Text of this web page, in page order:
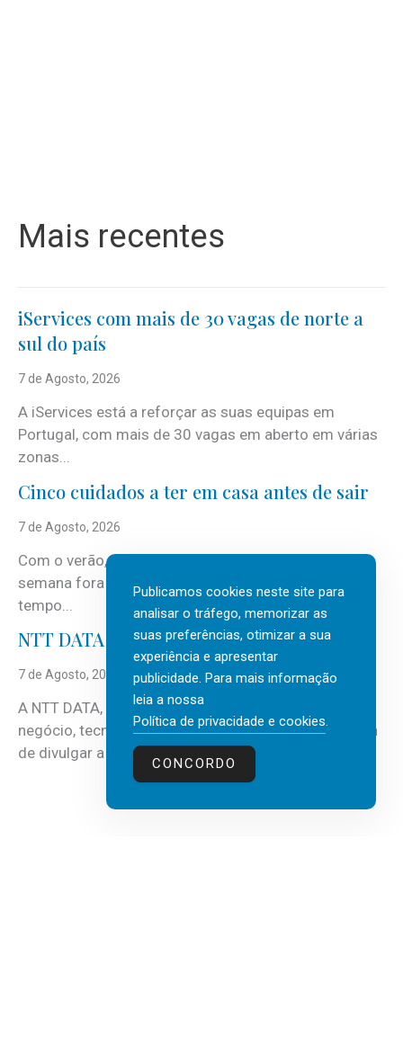
Mais recentes
iServices com mais de 30 vagas de norte a
sul do país
7 de Agosto, 2026
A iServices está a reforçar as suas equipas em
Portugal, com mais de 30 vagas em aberto em várias
zonas...
Cinco cuidados a ter em casa antes de sair
7 de Agosto, 2026
Com o verão, chegam também as férias, os fins-de-
semana fora e os dias em que a casa fica mais
tempo...
NTT DATA Insurtech Global Outlook 2026
7 de Agosto, 2026
A NTT DATA, consultora global em serviços de
negócio, tecnologia e inteligência artificial (IA), acaba
de divulgar a mais recente...
Publicamos cookies neste site para
analisar o tráfego, memorizar as
suas preferências, otimizar a sua
experiência e apresentar
publicidade. Para mais informação
leia a nossa
Política de privacidade e cookies.
CONCORDO